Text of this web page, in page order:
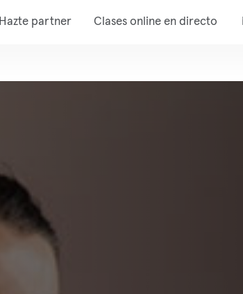
Hazte partner Clases online en directo